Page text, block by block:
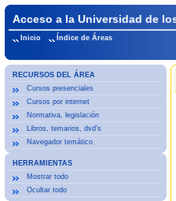
Acceso a la Universidad de
Inicio Índice de Áreas
RECURSOS DEL ÁREA
Cursos presenciales
Cursos por internet
Normativa, legislación
Libros, temarios, dvd's
Navegador temático
HERRAMIENTAS
Mostrar todo
Ocultar todo